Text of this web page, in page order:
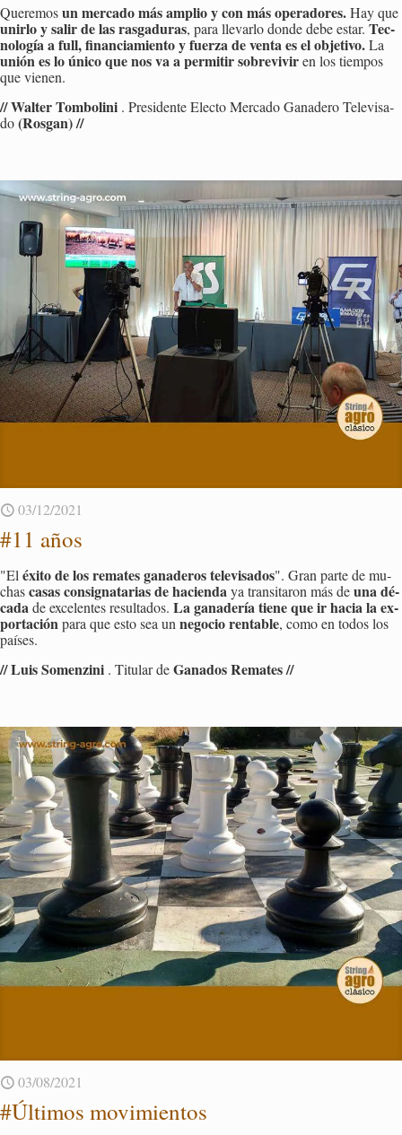
Que­re­mosun mer­ca­do más am­plio y con más ope­ra­do­res.Hay que
unir­lo y salir de las ras­ga­du­ras, para lle­var­lo donde debe estar.Tec­
no­lo­gía a full, fi­nan­cia­mien­to y fuer­za de venta es el ob­je­ti­vo.La
unión es lo único que nos va a per­mi­tir so­bre­vi­viren los tiem­pos
que vie­nen.
// Wal­ter Tom­bo­li­ni . Pre­si­den­te Elec­to Mer­ca­do Ga­na­de­ro Te­le­vi­sa­
do(Ros­gan) //
03/12/2021
#11 años
"El éxito de los re­ma­tes ga­na­de­ros te­le­vi­sa­dos". Gran parte de mu­
chascasas con­sig­na­ta­rias de ha­cien­da ya tran­si­ta­ron más deuna dé­
ca­da de ex­ce­len­tes re­sul­ta­dos. La ga­na­de­ría tiene que ir hacia la ex­
por­ta­ción para que esto sea un ne­go­cio ren­ta­ble, como en todos los
paí­ses.
// Luis So­men­zi­ni . Ti­tu­lar deGa­na­dos Re­ma­tes //
03/08/2021
#Úl­ti­mos mo­vi­mien­tos